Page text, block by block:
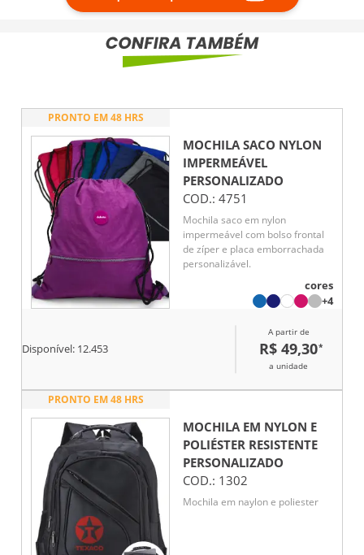
PRONTO EM 48 HRS
MOCHILA SACO NYLON
IMPERMEÁVEL
PERSONALIZADO
COD.: 4751
Mochila saco em nylon
impermeável com bolso frontal
de zíper e placa emborrachada
personalizável.
cores
+4
Disponível: 12.453
A partir de
R$ 49,30*
a unidade
PRONTO EM 48 HRS
MOCHILA EM NYLON E
POLIÉSTER RESISTENTE
PERSONALIZADO
COD.: 1302
Mochila em naylon e poliester